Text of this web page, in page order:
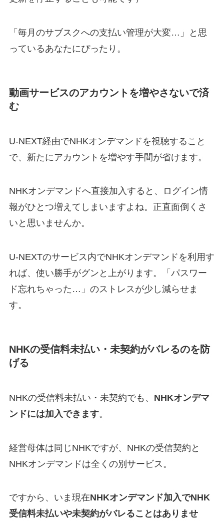
「毎月のサブスクへの支払い管理が大変…」と思
っているあなたにぴったり。
動画サービスのアカウントを増やさないで済
む
U-NEXT経由でNHKオンデマンドを視聴すること
で、新たにアカウントを増やす手間が省けます。
NHKオンデマンドへ直接加入すると、ログイン情
報がひとつ増えてしまいますよね。正直面倒くさ
いと思いませんか。
U-NEXTのサービス内でNHKオンデマンドを利用す
れば、使い勝手がグンと上がります。「パスワー
ド忘れちゃった…」のストレスが少し減らせま
す。
NHKの受信料未払い・未契約がバレるのを防
げる
NHKの受信料未払い・未契約でも、 NHKオンデマ
ンドには加入できます。
経営母体は同じNHKですが、NHKの受信契約と
NHKオンデマンドは全くの別サービス。
ですから、いま現在NHKオンデマンド加入でNHK
受信料未払いや未契約がバレることはありませ